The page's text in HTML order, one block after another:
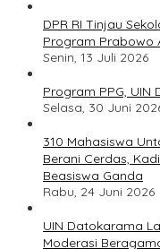
DPR RI Tinjau
Program Prabowo
Senin, 13 Juli 2026
Program PPG, UIN
Selasa, 30 Juni
310 Mahasiswa
Berani Cerdas,
Beasiswa Ganda
Rabu, 24 Juni 2026
UIN Datokarama
Moderasi